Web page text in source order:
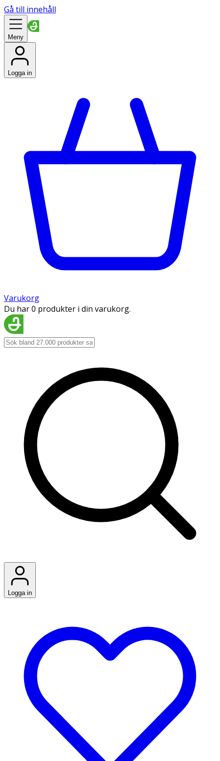
Gå till innehåll
Meny
Logga in
Varukorg
Du har 0 produkter i din varukorg.
Logga in